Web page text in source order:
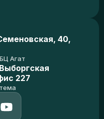
40,
БЦ Агат
227